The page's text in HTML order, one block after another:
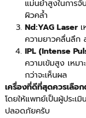
แม่นยำสูงในการจั
ผิวคล้ำ
Nd:YAG Laser
ความยาวคลื่นลึก
IPL (Intense
ความเข้มสูง เหม
กว่าจะเห็นผล
เครื่องที่ดีที่สุดควรเลือ
โดยให้แพทย์เป็นผู้ประเมิ
ปลอดภัยครับ